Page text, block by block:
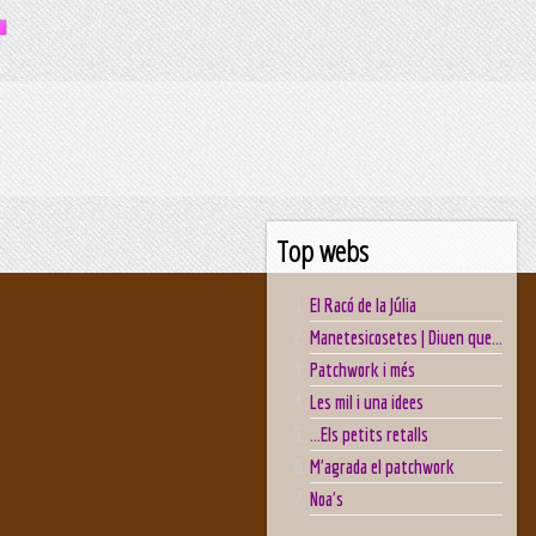
Top webs
El Racó de la Júlia
Manetesicosetes | Diuen que...
Patchwork i més
Les mil i una idees
...Els petits retalls
M'agrada el patchwork
Noa's